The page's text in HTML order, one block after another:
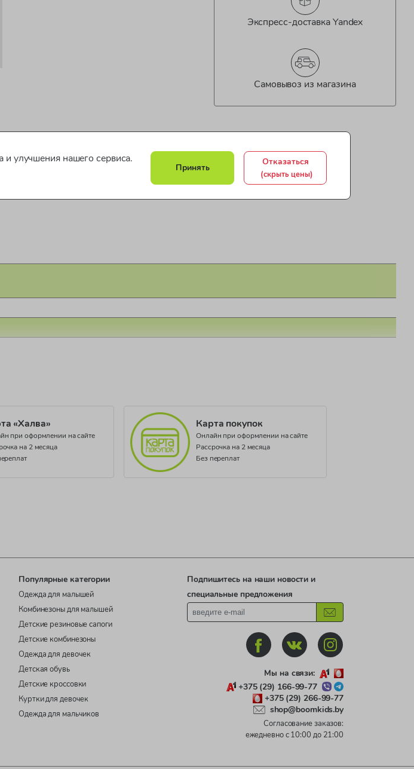
Экспресс-доставка Yandex
Самовывоз из магазина
«Халва»
при оформлении на сайте
на 2 месяца
Карта покупок
Онлайн при оформлении на сайте
Рассрочка на 2 месяца
Без переплат
Популярные категории
Одежда для малышей
Комбинезоны для малышей
Детские резиновые сапоги
Детские комбинезоны
Одежда для девочек
Детская обувь
Детские кроссовки
Куртки для девочек
Одежда для мальчиков
Подпишитесь на наши новости и
специальные предложения
Мы на связи:
+375 (29) 166-99-77
+375 (29) 266-99-77
shop@boomkids.by
Согласование заказов:
ежедневно с 10:00 до 21:00
и улучшения нашего сервиса.
Принять
Отказаться
(скрыть цены)